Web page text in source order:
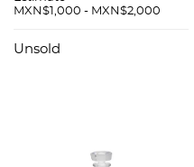
VUELTA: LA
LIBERTAD. MÉXICO,
MXN$1,000 - MXN$2,000
Unsold